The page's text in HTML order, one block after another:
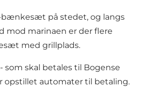
bænkesæt på stedet, og langs
mod marinaen er der flere
med grillplads.
som skal betales til Bogense
opstillet automater til betaling.